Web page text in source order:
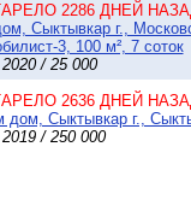
2286 ДНЕЙ
Сыктывкар г.,
3, 100 м², 7 соток
/ 25 000
2636 ДНЕЙ
дом, Сыктывкар г.,
/ 250 000